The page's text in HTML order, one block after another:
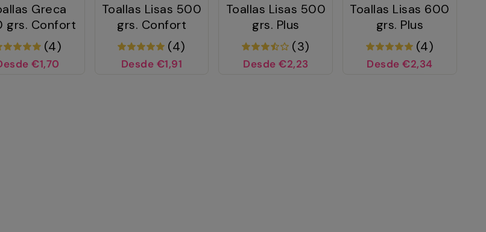
Greca
grs. Confort
(4)
€1,70
Toallas Lisas 500
grs. Confort
(4)
Desde €1,91
Toallas Lisas 500
grs. Plus
(3)
Desde €2,23
Toallas Lisas 600
grs. Plus
(4)
Desde €2,34